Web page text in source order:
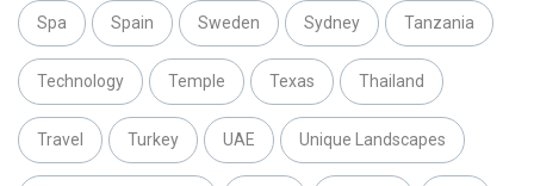
Spa Spain Sweden Sydney Tanzania
Technology Temple Texas Thailand
Travel Turkey UAE Unique Landscapes